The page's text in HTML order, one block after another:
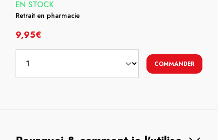
EN STOCK
Retrait en pharmacie
9,95€
COMMANDER